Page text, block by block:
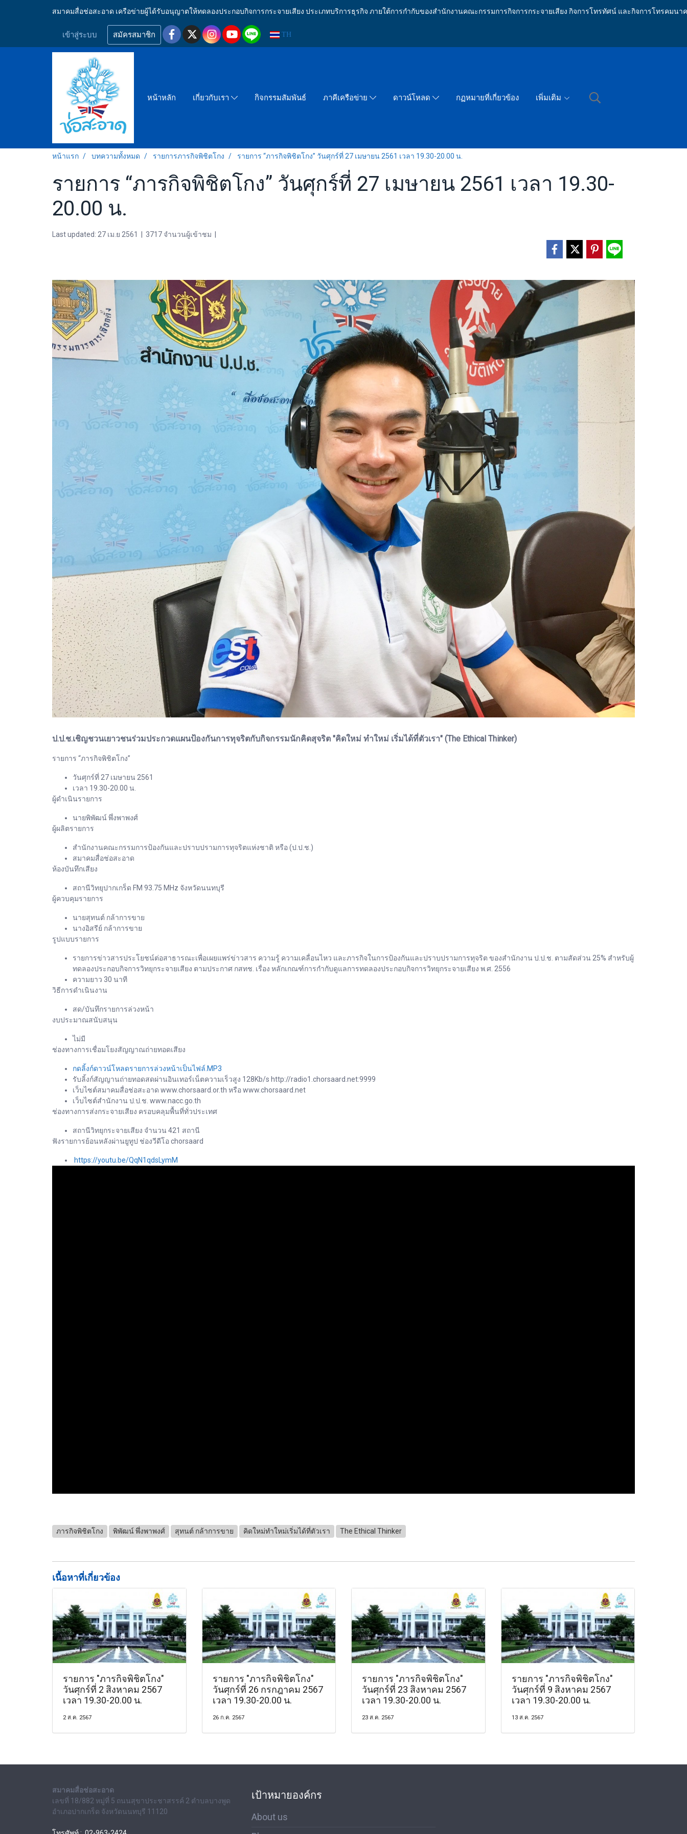
สมาคมสื่อช่อสะอาด เครือข่ายผู้ได้รับอนุญาตให้ทดลองประกอบกิจการกระจายเสียง ประเภทบริการธุรกิจ ภายใต้การกำกับของสำนักงานคณะกรรมการกิจการกระจายเสียง กิจการโทรทัศน์ และกิจการโทรคมนา
เข้าสู่ระบบ สมัครสมาชิก TH
หน้าหลัก เกี่ยวกับเรา กิจกรรมสัมพันธ์ ภาคีเครือข่าย ดาวน์โหลด กฏหมายที่เกี่ยวข้อง เพิ่มเติม
หน้าแรก บทความทั้งหมด รายการภารกิจพิชิตโกง รายการ “ภารกิจพิชิตโกง” วันศุกร์ที่ 27 เมษายน 2561 เวลา 19.30-20.00 น.
รายการ “ภารกิจพิชิตโกง” วันศุกร์ที่ 27 เมษายน 2561 เวลา 19.30-
20.00 น.
Last updated: 27 เม.ย 2561 3717 จำนวนผู้เข้าชม
ป.ป.ช.เชิญชวนเยาวชนร่วมประกวดแผนป้องกันการทุจริตกับกิจกรรมนักคิดสุจริต "คิดใหม่ ทำใหม่ เริ่มได้ที่ตัวเรา" (The Ethical Thinker)
รายการ “ภารกิจพิชิตโกง”
วันศุกร์ที่ 27 เมษายน 2561
เวลา 19.30-20.00 น.
ผู้ดำเนินรายการ
นายพิพัฒน์ พึ่งพาพงศ์
ผู้ผลิตรายการ
สำนักงานคณะกรรมการป้องกันและปราบปรามการทุจริตแห่งชาติ หรือ (ป.ป.ช.)
สมาคมสื่อช่อสะอาด
ห้องบันทึกเสียง
สถานีวิทยุปากเกร็ด FM 93.75 MHz จังหวัดนนทบุรี
ผู้ควบคุมรายการ
นายสุทนต์ กล้าการขาย
นางอิสรีย์ กล้าการขาย
รูปแบบรายการ
รายการข่าวสารประโยชน์ต่อสาธารณะเพื่อเผยแพร่ข่าวสาร ความรู้ ความเคลื่อนไหว และภารกิจในการป้องกันและปราบปรามการทุจริต ของสำนักงาน ป.ป.ช. ตามสัดส่วน 25% สำหรับผู้
ทดลองประกอบกิจการวิทยุกระจายเสียง ตามประกาศ กสทช. เรื่อง หลักเกณฑ์การกำกับดูแลการทดลองประกอบกิจการวิทยุกระจายเสียง พ.ศ. 2556
ความยาว 30 นาที
วิธีการดำเนินงาน
สด/บันทึกรายการล่วงหน้า
งบประมาณสนับสนุน
ไม่มี
ช่องทางการเชื่อมโยงสัญญาณถ่ายทอดเสียง
กดลิ้งก์ดาวน์โหลดรายการล่วงหน้าเป็นไฟล์.MP3
รับลิ้งก์สัญญานถ่ายทอดสดผ่านอินเทอร์เน็ตความเร็วสูง 128Kb/s http://radio1.chorsaard.net:9999
เว็บไซต์สมาคมสื่อช่อสะอาด www.chorsaard.or.th หรือ www.chorsaard.net
เว็บไซต์สำนักงาน ป.ป.ช. www.nacc.go.th
ช่องทางการส่งกระจายเสียง ครอบคลุมพื้นที่ทั่วประเทศ
สถานีวิทยุกระจายเสียง จำนวน 421 สถานี
ฟังรายการย้อนหลังผ่านยูทูป ช่องวีดีโอ chorsaard
https://youtu.be/QqN1qdsLymM
ภารกิจพิชิตโกง พิพัฒน์ พึ่งพาพงศ์ สุทนต์ กล้าการขาย คิดใหม่ทำใหม่เริ่มได้ที่ตัวเรา The Ethical Thinker
เนื้อหาที่เกี่ยวข้อง
รายการ "ภารกิจพิชิตโกง"
วันศุกร์ที่ 2 สิงหาคม 2567
เวลา 19.30-20.00 น.
2 ส.ค. 2567
รายการ "ภารกิจพิชิตโกง"
วันศุกร์ที่ 26 กรกฎาคม 2567
เวลา 19.30-20.00 น.
26 ก.ค. 2567
รายการ "ภารกิจพิชิตโกง"
วันศุกร์ที่ 23 สิงหาคม 2567
เวลา 19.30-20.00 น.
23 ส.ค. 2567
รายการ "ภารกิจพิชิตโกง"
วันศุกร์ที่ 9 สิงหาคม 2567
เวลา 19.30-20.00 น.
13 ส.ค. 2567
สมาคมสื่อช่อสะอาด
เลขที่ 18/882 หมู่ที่ 5 ถนนสุขาประชาสรรค์ 2 ตำบลบางพูด
อำเภอปากเกร็ด จังหวัดนนทบุรี 11120
เป้าหมายองค์กร
About us